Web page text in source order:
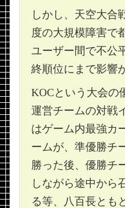
しかし、天空大合
度の大規模障害で
ユーザー間で不公
終順位にまで影響
KOCという大会の
運営チームの対戦
はゲーム内最強カ
ームが、準優勝チ
勝った後、優勝チ
しながら途中から
る等、八百長とも